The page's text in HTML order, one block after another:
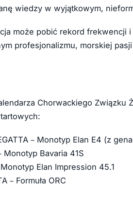
wiedzy w wyjątkowym,
może pobić rekord frekwencji
profesjonalizmu, morskiej
Chorwackiego Związku
– Monotyp Elan E4 (z
Monotyp Bavaria 41S
Monotyp Elan Impression 45.1
– Formuła ORC